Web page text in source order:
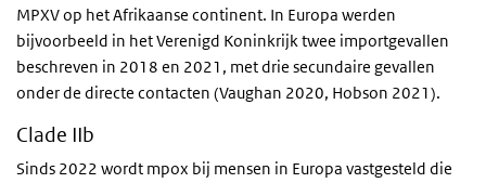
MPXV op het Afrikaanse continent. In Europa werden
bijvoorbeeld in het Verenigd Koninkrijk twee importgevallen
beschreven in 2018 en 2021, met drie secundaire gevallen
onder de directe contacten (Vaughan 2020, Hobson 2021).
Clade IIb
Sinds 2022 wordt mpox bij mensen in Europa vastgesteld die